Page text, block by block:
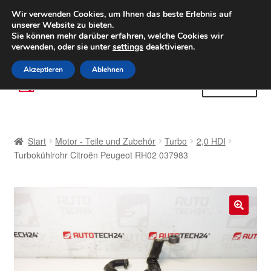
LIEFERUNG ab 6 EUR
Weltweiter Versand
(800) 500 564Mo-Fr 9-16 Uhr
Zur
Navigation
Zum
Inhalt
AGB
Beschwerdeordnung
Datenschutz-Bestimmungen
Start Motor - Teile und Zubehör Turbo
2,0 HDI
Turbokühlrohr Citroën Peugeot RH02 037983
Wir verwenden Cookies, um Ihnen das beste Erlebnis auf
unserer Website zu bieten.
Sie können mehr darüber erfahren, welche Cookies wir
verwenden, oder sie untersettings deaktivieren.
Akzeptieren Ablehnen